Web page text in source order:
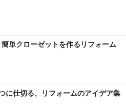
す。最新の内容をご確認くださ
ム相談！】
す
単クローゼットを作るリフォーム
に仕切る、リフォームのアイデア集